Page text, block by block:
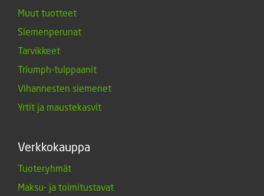
Muut tuotteet
Siemenperunat
Tarvikkeet
Triumph-tulppaanit
Vihannesten siemenet
Yrtit ja maustekasvit
Verkkokauppa
Tuoteryhmät
Maksu- ja toimitustavat